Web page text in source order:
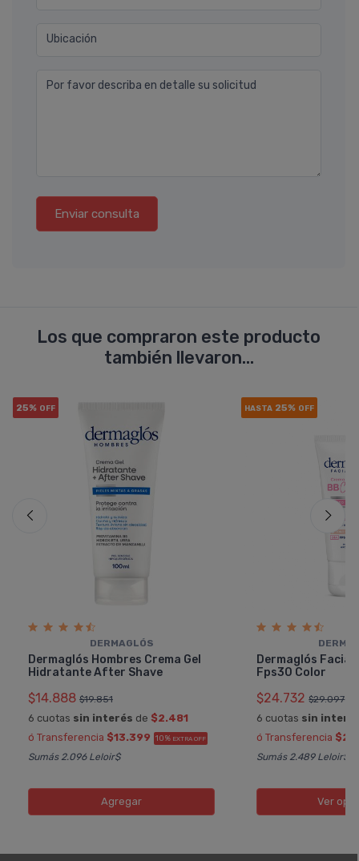
Ubicación
Por favor describa en detalle su solicitud
Enviar consulta
Los que compraron este producto
también llevaron...
25% OFF
DERMAGLÓS
Dermaglós Hombres Crema Gel
Hidratante After Shave
$14.888 $19.851
6 cuotas sin interés de $2.481
ó Transferencia $13.399 10% EXTRA OFF
Sumás 2.096 Leloir$
Agregar
HASTA 25% OFF
Dermaglós Facial
Fps30 Color
$24.732 $29.097
6 cuotas sin
ó Transferencia
Sumás 2.489 Leloir$
Ver